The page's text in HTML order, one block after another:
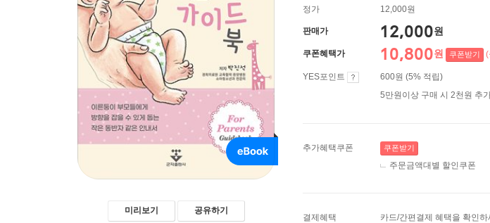
미리보기 공유하기
정가 12,000원
판매가 12,000원
쿠폰혜택가 10,800원 쿠폰받기 (
YES포인트
600원 (5% 적립)
5만원이상 구매 시 2천원 추
추가혜택쿠폰 쿠폰받기
주문금액대별 할인쿠폰
결제혜택 카드/간편결제 혜택을 확인하